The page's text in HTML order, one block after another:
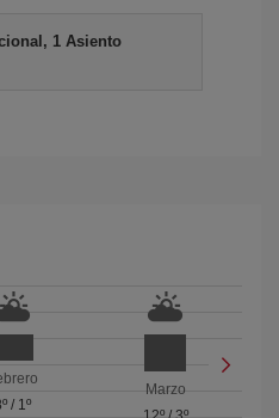
1 Asiento
/ 1º
Marzo